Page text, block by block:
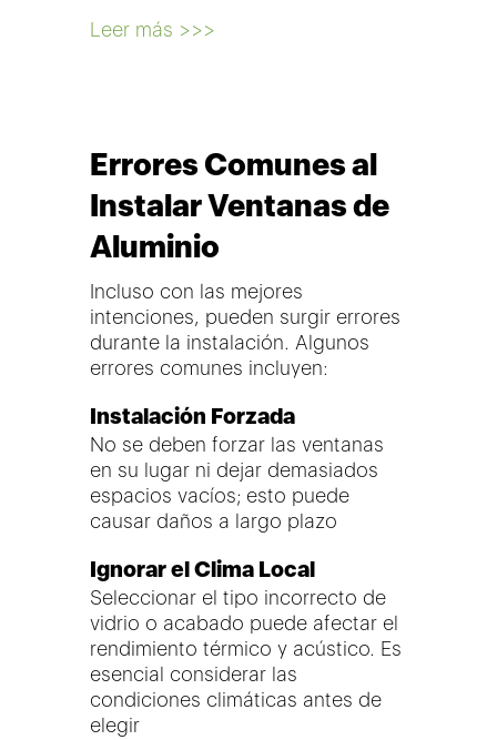
Leer más >>>
Errores Comunes al
Instalar Ventanas de
Aluminio
Incluso con las mejores
intenciones, pueden surgir errores
durante la instalación. Algunos
errores comunes incluyen:
Instalación Forzada
No se deben forzar las ventanas
en su lugar ni dejar demasiados
espacios vacíos; esto puede
causar daños a largo plazo
Ignorar el Clima Local
Seleccionar el tipo incorrecto de
vidrio o acabado puede afectar el
rendimiento térmico y acústico. Es
esencial considerar las
condiciones climáticas antes de
elegir